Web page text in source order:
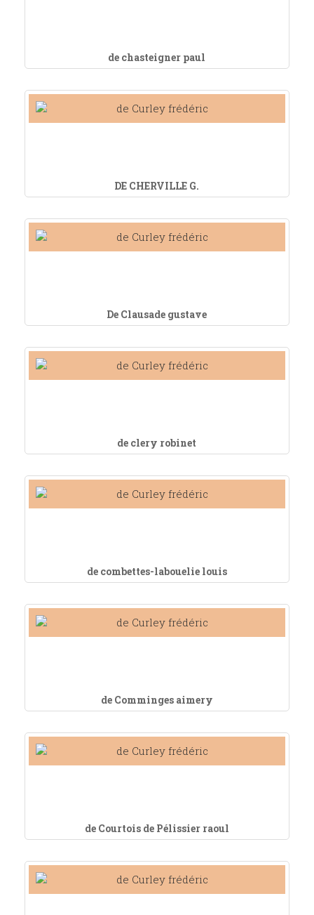
de chasteigner paul
DE CHERVILLE G.
De Clausade gustave
de clery robinet
de combettes-labouelie louis
de Comminges aimery
de Courtois de Pélissier raoul